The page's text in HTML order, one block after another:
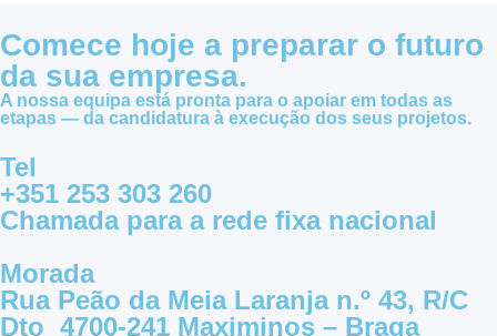
Comece hoje a preparar o futuro
da sua empresa.
A nossa equipa está pronta para o apoiar em todas as
etapas — da candidatura à execução dos seus projetos.
Tel
+351 253 303 260
Chamada para a rede fixa nacional
Morada
Rua Peão da Meia Laranja n.º 43, R/C
Dto 4700-241 Maximinos – Braga